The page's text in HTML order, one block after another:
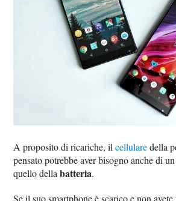
A proposito di ricariche, ilcellularedella
pensato potrebbe aver bisogno anche di
quello dellabatteria.
Se il suo smartphone è scarico e non